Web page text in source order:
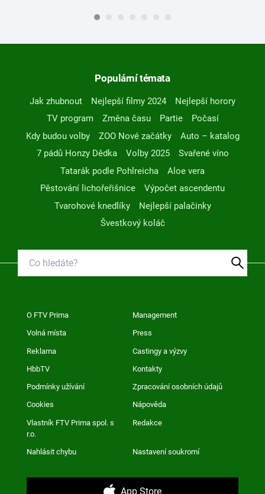
Populární témata
Jak zhubnout Nejlepší filmy 2024
Nejlepší horory
TV program
Změna času Partie
Počasí
Kdy budou volby
ZOO Nové začátky
Auto – katalog
7 pádů Honzy Dědka
Volby 2025
Svařené víno
Tatarák podle Pohlreicha
Aloe vera
Pěstování lichořeřišnice
Výpočet ascendentu
Tvarohové knedlíky
Nejlepší palačinky
Švestkový koláč
O FTV Prima Management
Volná místa Press
Reklama Castingy a výzvy
HbbTV Kontakty
Podmínky užívání Zpracování osobních údajů
Cookies Nápověda
Vlastník FTV Prima spol. s
r.o.
Redakce
Nahlásit chybu Nastavení soukromí
App Store